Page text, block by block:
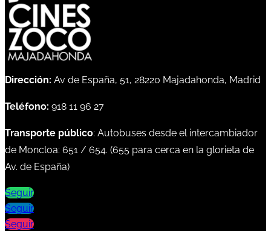
Dirección: Av de España, 51, 28220 Majadahonda, Madrid
Teléfono: 918 11 96 27
Transporte público: Autobuses desde el intercambiador
de Moncloa: 651 / 654. (655 para cerca en la glorieta de
Av. de España)
Seguir
Seguir
Seguir